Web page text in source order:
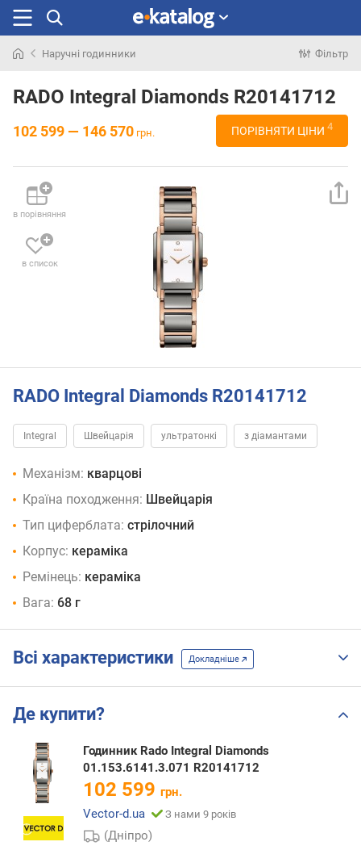
раніше
Наручні годинники Фільтр
RADO Integral Diamonds R20141712
102 599 — 146 570 грн. ПОРІВНЯТИ ЦІНИ 4
в порівняння
в список
RADO Integral Diamonds R20141712
Integral Швейцарія ультратонкі з діамантами
Механізм: кварцові
Країна походження: Швейцарія
Тип циферблата: стрілочний
Корпус: кераміка
Ремінець: кераміка
Вага: 68 г
Всі характеристики Докладніше
Де купити?
Годинник Rado Integral Diamonds
01.153.6141.3.071 R20141712
102 599 грн.
Vector-d.ua
З нами 9 років
(Дніпро)